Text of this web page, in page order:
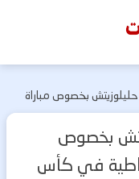
بخصوص مباراة
بخصوص
في كأس